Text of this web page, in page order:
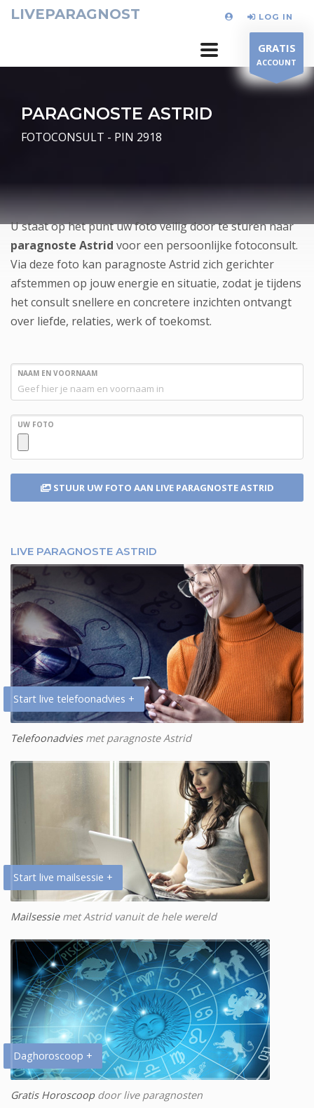
LIVEPARAGNOST LOG IN
GRATIS
ACCOUNT
PARAGNOSTE ASTRID
FOTOCONSULT - PIN 2918
U staat op het punt uw foto veilig door te sturen naar
paragnoste Astrid voor een persoonlijke fotoconsult.
Via deze foto kan paragnoste Astrid zich gerichter
afstemmen op jouw energie en situatie, zodat je tijdens
het consult snellere en concretere inzichten ontvangt
over liefde, relaties, werk of toekomst.
NAAM EN VOORNAAM
UW FOTO
STUUR UW FOTO AAN LIVE PARAGNOSTE ASTRID
LIVE PARAGNOSTE ASTRID
Start live telefoonadvies +
Telefoonadviesmet paragnoste Astrid
Start live mailsessie +
Mailsessiemet Astrid vanuit de hele wereld
Daghoroscoop +
Gratis Horoscoopdoor live paragnosten